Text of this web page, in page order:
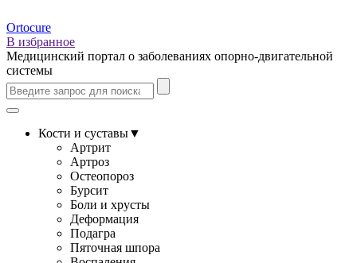
Ortocure
В избранное
Медицинский портал о заболеваниях опорно-двигательной
системы
Кости и суставы▼
Артрит
Артроз
Остеопороз
Бурсит
Боли и хрусты
Деформация
Подагра
Пяточная шпора